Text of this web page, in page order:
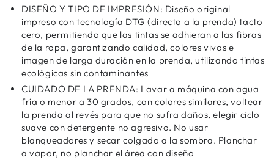
DISEÑO Y TIPO DE IMPRESIÓN: Diseño original
impreso con tecnología DTG (directo a la prenda) tacto
cero, permitiendo que las tintas se adhieran a las fibras
de la ropa, garantizando calidad, colores vivos e
imagen de larga duración en la prenda, utilizando tintas
ecológicas sin contaminantes
CUIDADO DE LA PRENDA: Lavar a máquina con agua
fría o menor a 30 grados, con colores similares, voltear
la prenda al revés para que no sufra daños, elegir ciclo
suave con detergente no agresivo. No usar
blanqueadores y secar colgado a la sombra. Planchar
a vapor, no planchar el área con diseño